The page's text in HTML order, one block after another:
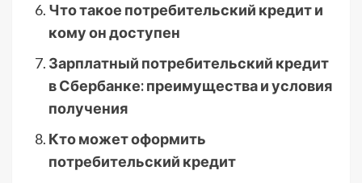
Что такое потребительский кредит и
кому он доступен
Зарплатный потребительский кредит
в Сбербанке: преимущества и условия
получения
Кто может оформить
потребительский кредит